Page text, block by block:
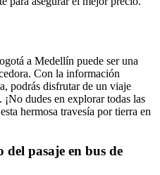
a Medellín puede ser una
Con la información
podrás disfrutar de un viaje
dudes en explorar todas las
hermosa travesía por tierra en
del pasaje en bus de